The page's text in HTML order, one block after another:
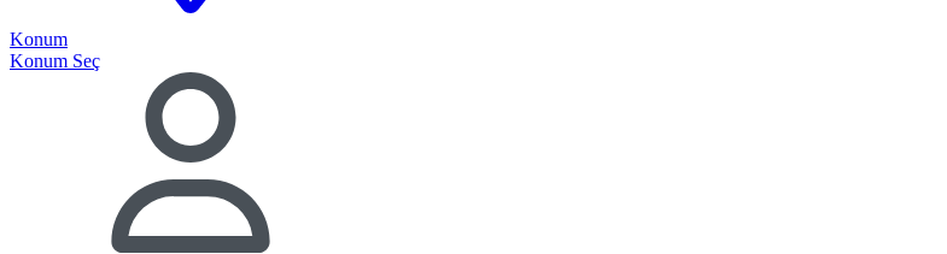
Konum
Konum Seç